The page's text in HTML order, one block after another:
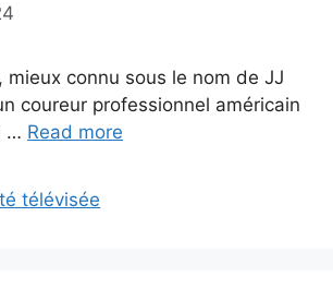
mieux connu sous le nom de JJ
coureur professionnel américain
… Read more
télévisée